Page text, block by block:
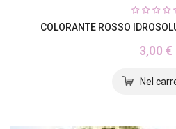
COLORANTE ROSSO
3,00 €